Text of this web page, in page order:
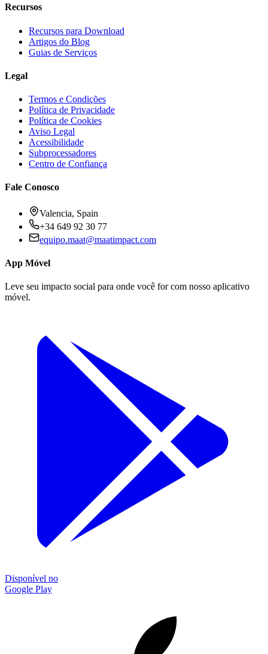
Recursos
Recursos para Download
Artigos do Blog
Guias de Serviços
Legal
Termos e Condições
Política de Privacidade
Política de Cookies
Aviso Legal
Acessibilidade
Subprocessadores
Centro de Confiança
Fale Conosco
Valencia, Spain
+34 649 92 30 77
equipo.maat@maatimpact.com
App Móvel
Leve seu impacto social para onde você for com nosso aplicativo
móvel.
Disponível no
Google Play